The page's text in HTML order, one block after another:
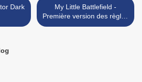
My Little Battlefield -
Première version des règles
et premiers scénarios >